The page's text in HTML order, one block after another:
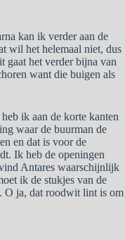
kan ik verder aan de
wil het helemaal niet, dus
gaat het verder bijna van
want die buigen als
ik aan de korte kanten
waar de buurman de
en dat is voor de
Ik heb de openingen
Antares waarschijnlijk
ik de stukjes van de
O ja, dat roodwit lint is om